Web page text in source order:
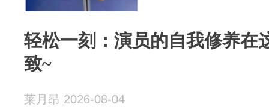
轻松一刻：演员的自我修养在
致~
莱月昂 2026-08-04